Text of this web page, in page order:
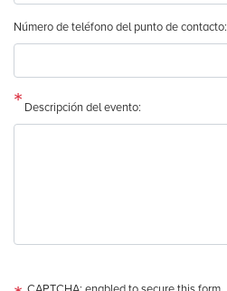
Número de teléfono del punto de contacto:
Descripción del evento: